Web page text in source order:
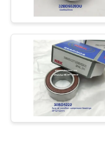
자동차
링